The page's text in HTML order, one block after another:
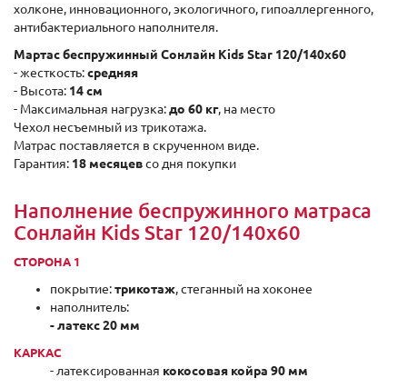
холконе, инновационного, экологичного, гипоаллергенного,
антибактериального наполнителя.
Мартас беспружинный Сонлайн Kids Star 120/140x60
- жесткость:средняя
- Высота: 14 см
- Максимальная нагрузка:до 60 кг, на место
Чехол несъемный из трикотажа.
Матрас поставляется в скрученном виде.
Гарантия: 18 месяцевсо дня покупки
Наполнение беспружинного матраса
Сонлайн Kids Star 120/140x60
СТОРОНА 1
покрытие:трикотаж, стеганный на хоконее
наполнитель:
- латекс 20 мм
КАРКАС
- латексированная кокосовая койра 90 мм